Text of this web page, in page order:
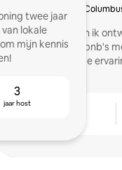
twee jaar
lokale
mijn kennis
3
jaar host
Mijn vrouw en ik
samen onze Airbnb's
een unieke